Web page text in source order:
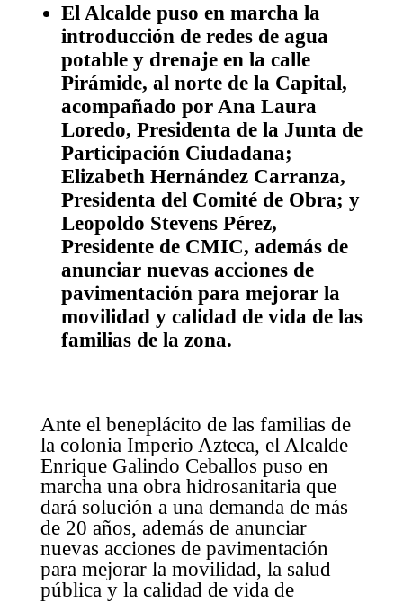
El Alcalde puso en marcha la
introducción de redes de agua
potable y drenaje en la calle
Pirámide, al norte de la Capital,
acompañado por Ana Laura
Loredo, Presidenta de la Junta de
Participación Ciudadana;
Elizabeth Hernández Carranza,
Presidenta del Comité de Obra; y
Leopoldo Stevens Pérez,
Presidente de CMIC, además de
anunciar nuevas acciones de
pavimentación para mejorar la
movilidad y calidad de vida de las
familias de la zona.
Ante el beneplácito de las familias de
la colonia Imperio Azteca, el Alcalde
Enrique Galindo Ceballos puso en
marcha una obra hidrosanitaria que
dará solución a una demanda de más
de 20 años, además de anunciar
nuevas acciones de pavimentación
para mejorar la movilidad, la salud
pública y la calidad de vida de